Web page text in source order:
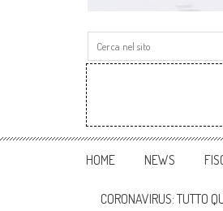
HOME NEWS
CORONAVIRUS: TUTTO